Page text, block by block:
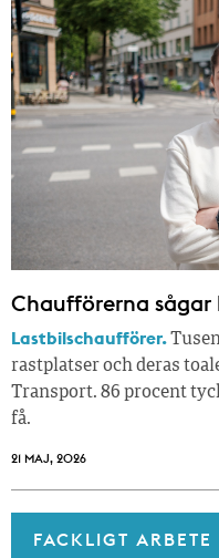
Chaufförerna
Lastbilschaufförer.
rastplatser och deras
Transport. 86 procent
få.
21 MAJ, 2026
FACKLIGT ARBETE